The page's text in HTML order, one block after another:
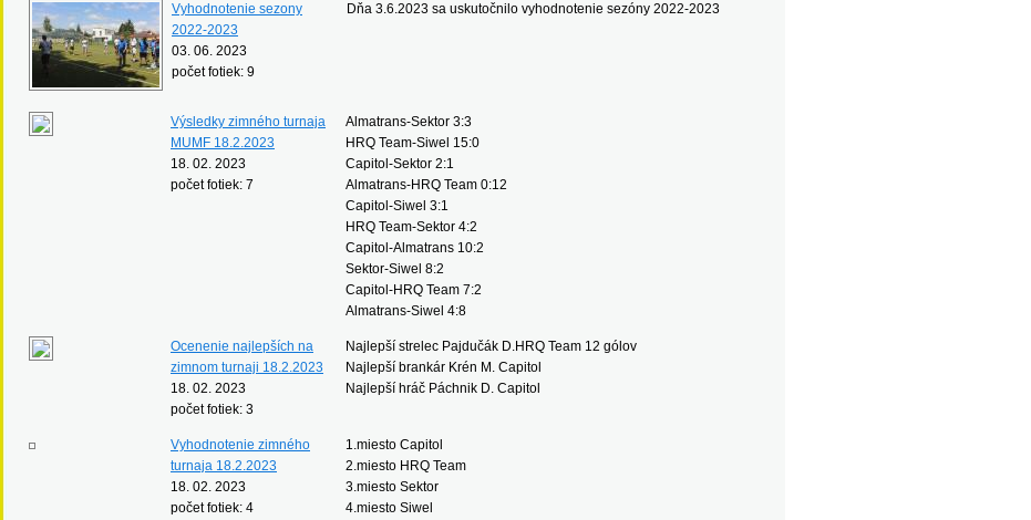
Vyhodnotenie sezony
2022-2023
03. 06. 2023
počet fotiek: 9
Dňa 3.6.2023 sa uskutočnilo vyhodnotenie sezóny 2022-2023
Výsledky zimného turnaja
MUMF 18.2.2023
18. 02. 2023
počet fotiek: 7
Almatrans-Sektor 3:3
HRQ Team-Siwel 15:0
Capitol-Sektor 2:1
Almatrans-HRQ Team 0:12
Capitol-Siwel 3:1
HRQ Team-Sektor 4:2
Capitol-Almatrans 10:2
Sektor-Siwel 8:2
Capitol-HRQ Team 7:2
Almatrans-Siwel 4:8
Ocenenie najlepších na
zimnom turnaji 18.2.2023
18. 02. 2023
počet fotiek: 3
Najlepší strelec Pajdučák D.HRQ Team 12 gólov
Najlepší brankár Krén M. Capitol
Najlepší hráč Páchnik D. Capitol
Vyhodnotenie zimného
turnaja 18.2.2023
18. 02. 2023
počet fotiek: 4
1.miesto Capitol
2.miesto HRQ Team
3.miesto Sektor
4.miesto Siwel